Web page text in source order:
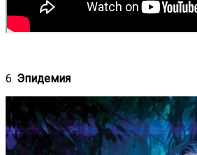
6. Эпидемия